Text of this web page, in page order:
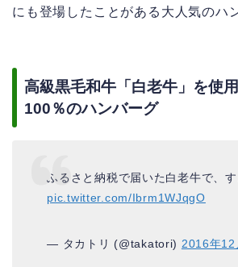
にも登場したことがある大人気のハ
高級黒毛和牛「白老牛」を使
100％のハンバーグ
ふるさと納税で届いた白老牛で、
pic.twitter.com/Ibrm1WJqgO
— タカトリ (@takatori) 2016年12